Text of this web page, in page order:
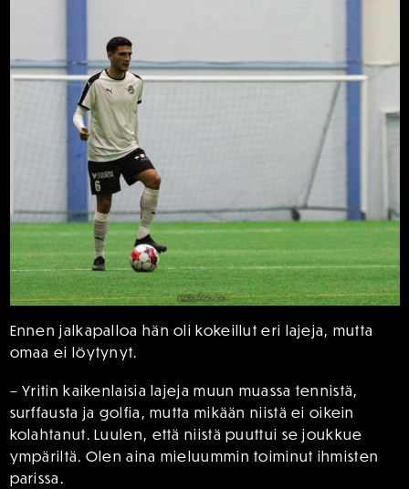
Ennen jalkapalloa hän oli kokeillut eri lajeja, mutta
omaa ei löytynyt.
– Yritin kaikenlaisia lajeja muun muassa tennistä,
surffausta ja golfia, mutta mikään niistä ei oikein
kolahtanut. Luulen, että niistä puuttui se joukkue
ympäriltä. Olen aina mieluummin toiminut ihmisten
parissa.